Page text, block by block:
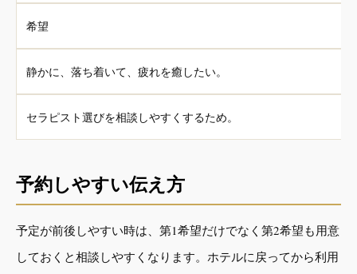
希望
静かに、落ち着いて、疲れを癒したい。
セラピスト選びを相談しやすくするため。
予約しやすい伝え方
予定が前後しやすい時は、第1希望だけでなく第2希望も用意
しておくと相談しやすくなります。ホテルに戻ってから利用